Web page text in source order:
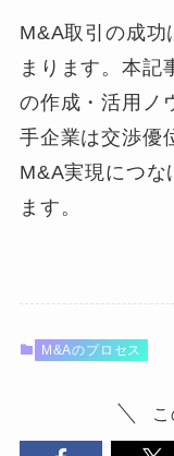
M&A取引の成功
まります。本記
の作成・活用ノ
手企業は交渉優
M&A実現につな
ます。
M&Aのプロセス